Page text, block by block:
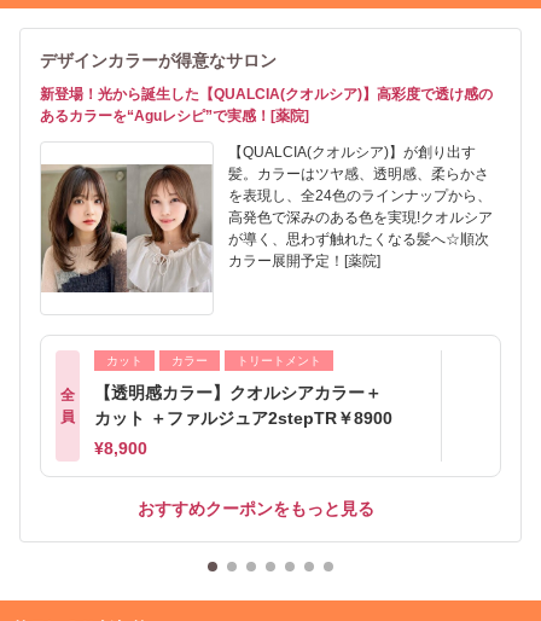
デザインカラーが得意なサロン
新登場！光から誕生した【QUALCIA(クオルシア)】高彩度で透け感の
あるカラーを“Aguレシピ”で実感！[薬院]
【QUALCIA(クオルシア)】が創り出す
髪。カラーはツヤ感、透明感、柔らかさ
を表現し、全24色のラインナップから、
高発色で深みのある色を実現!クオルシア
が導く、思わず触れたくなる髪へ☆順次
カラー展開予定！[薬院]
全
員
カット カラー トリートメント
【透明感カラー】クオルシアカラー＋
カット ＋ファルジュア2stepTR￥8900
¥8,900
おすすめクーポンをもっと見る